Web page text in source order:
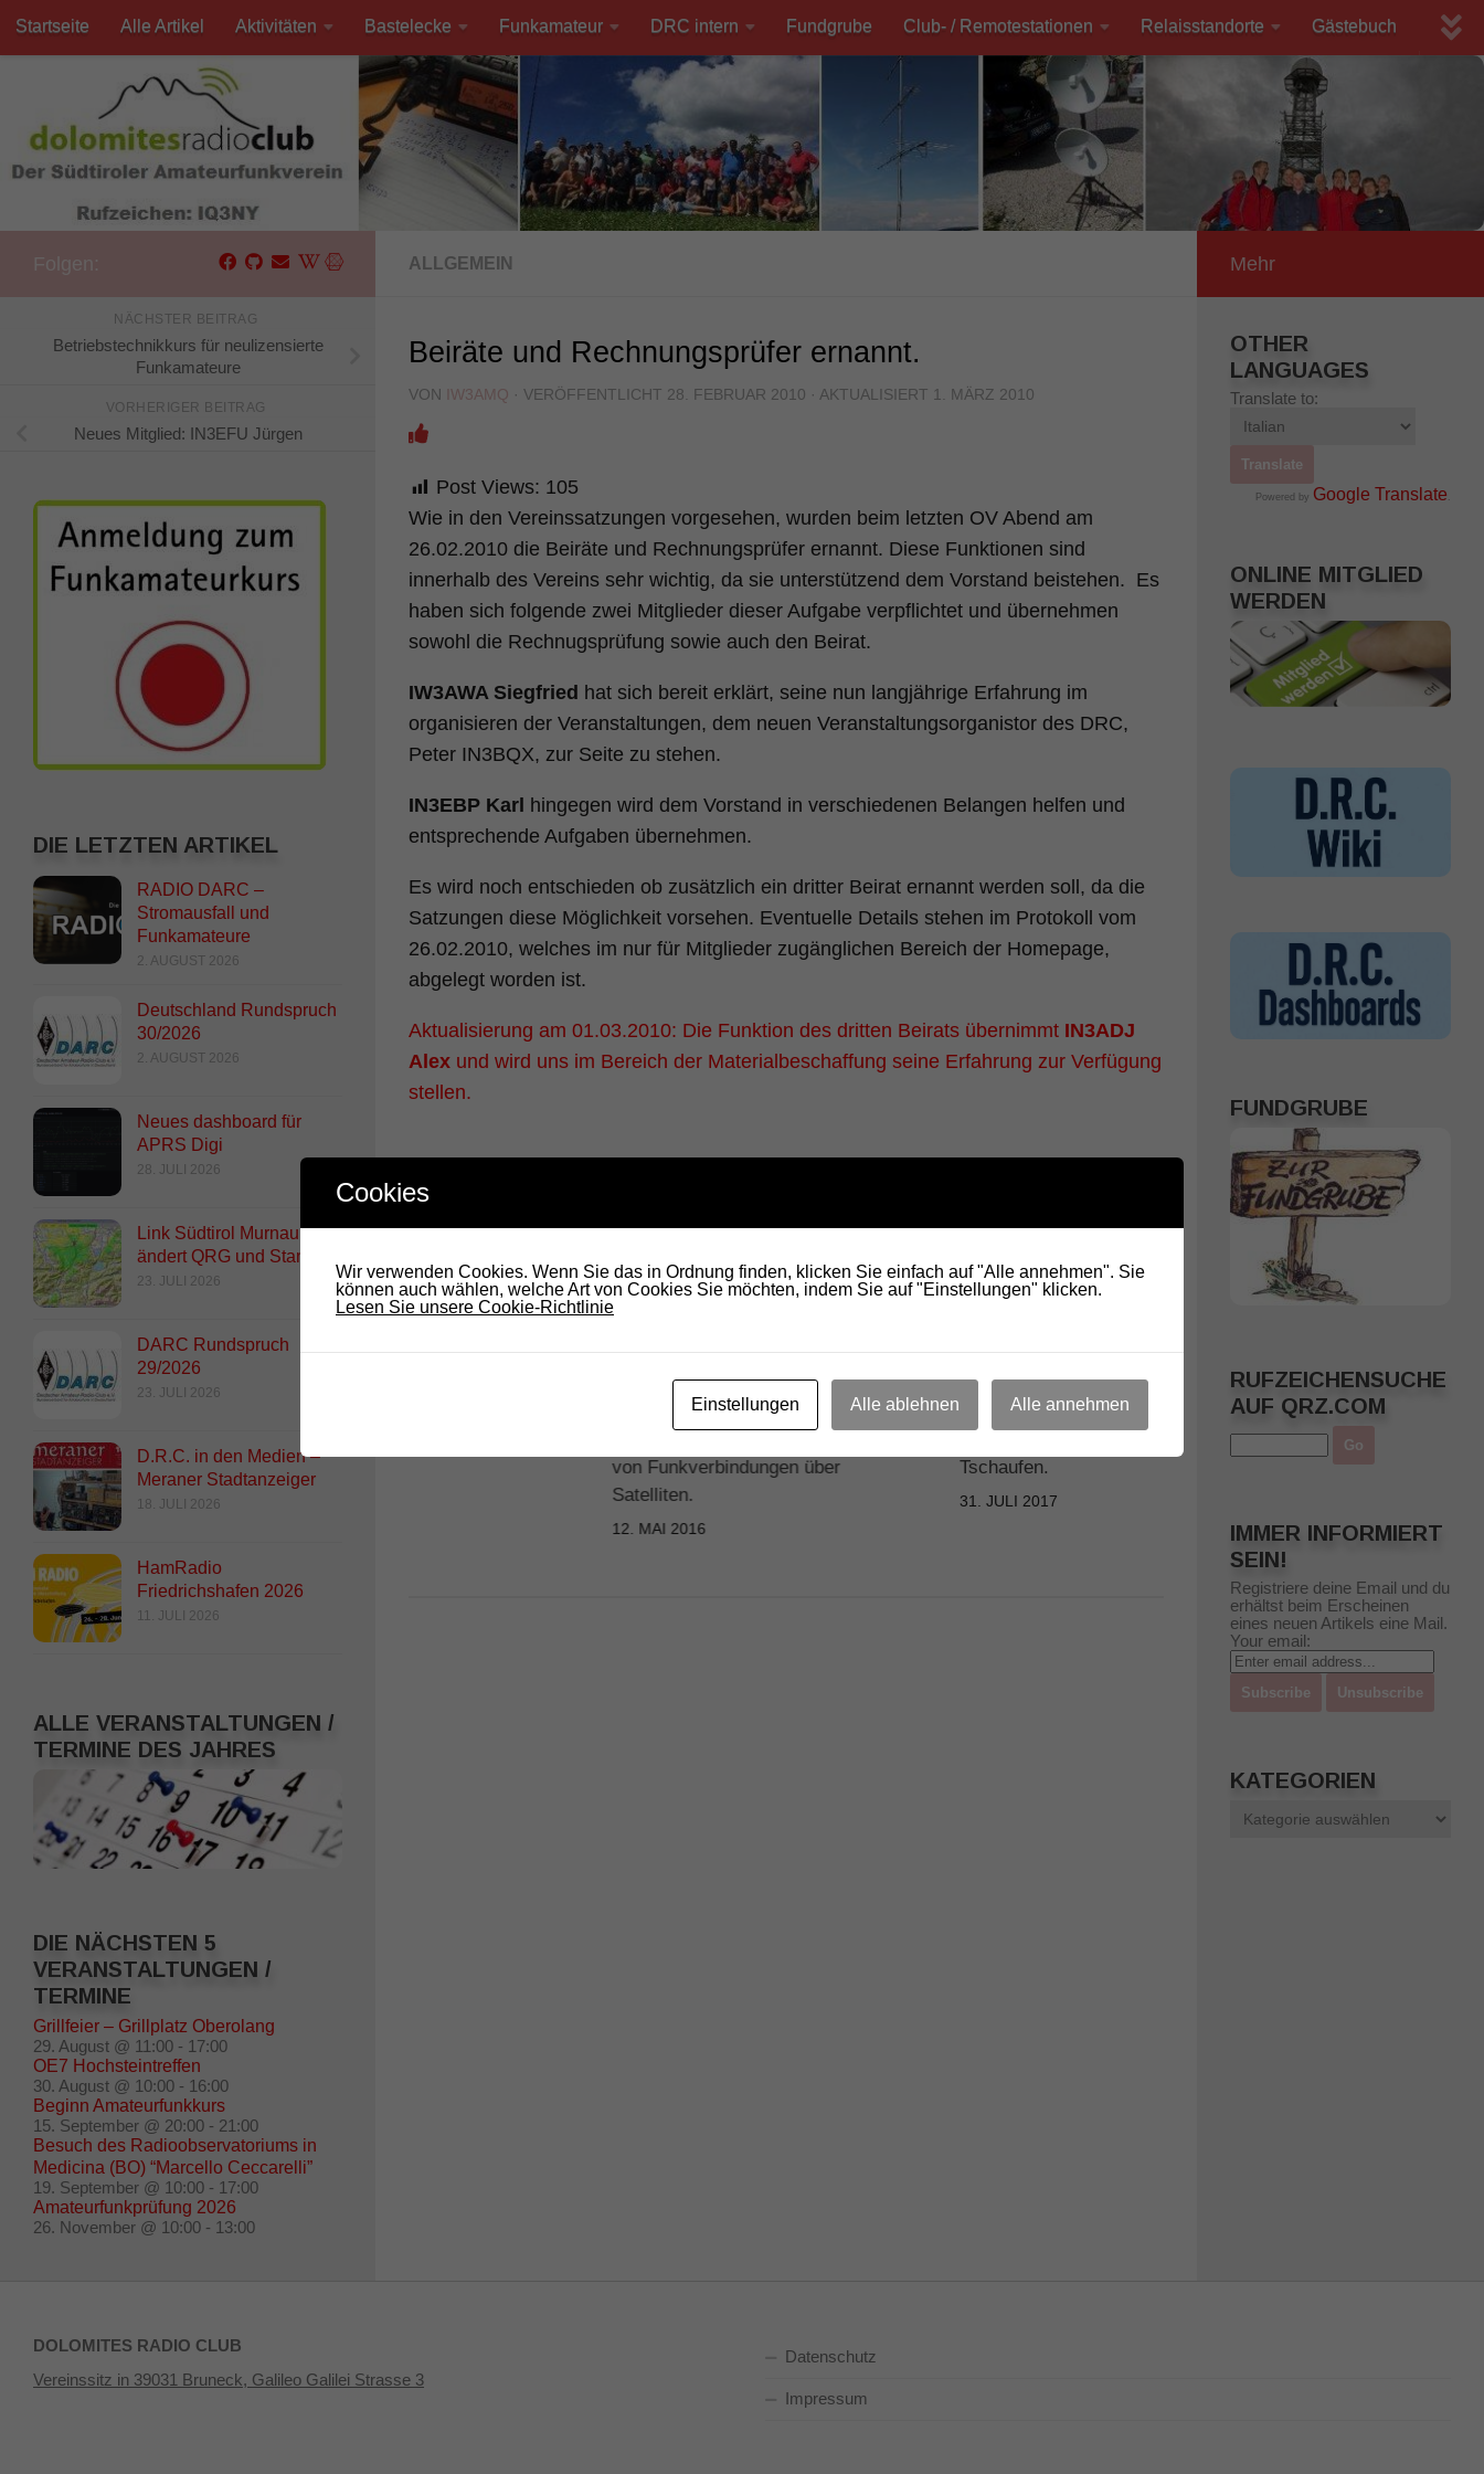
Unter dem Inhalt
Startseite Alle Artikel Aktivitäten Bastelecke Funkamateur DRC intern Fundgrube Club- / Remotestationen Relaisstandorte Gästebuch
ALLGEMEIN
Beiräte und Rechnungsprüfer ernannt.
VON IW3AMQ · VERÖFFENTLICHT 28. FEBRUAR 2010 · AKTUALISIERT 1. MÄRZ 2010
Post Views: 105
Wie in den Vereinssatzungen vorgesehen, wurden beim letzten OV Abend am
26.02.2010 die Beiräte und Rechnungsprüfer ernannt. Diese Funktionen sind
innerhalb des Vereins sehr wichtig, da sie unterstützend dem Vorstand beistehen. Es
haben sich folgende zwei Mitglieder dieser Aufgabe verpflichtet und übernehmen
sowohl die Rechnugsprüfung sowie auch den Beirat.
IW3AWA Siegfried hat sich bereit erklärt, seine nun langjährige Erfahrung im
organisieren der Veranstaltungen, dem neuen Veranstaltungsorganistor des DRC,
Peter IN3BQX, zur Seite zu stehen.
IN3EBP Karl
hingegen wird dem Vorstand in verschiedenen Belangen helfen und
entsprechende Aufgaben übernehmen.
Es wird noch entschieden ob zusätzlich ein dritter Beirat ernannt werden soll, da die
Satzungen diese Möglichkeit vorsehen. Eventuelle Details stehen im Protokoll vom
26.02.2010, welches im nur für Mitglieder zugänglichen Bereich der Homepage,
abgelegt worden ist.
Aktualisierung am 01.03.2010: Die Funktion des dritten Beirats übernimmt IN3ADJ
Alex und wird uns im Bereich der Materialbeschaffung seine Erfahrung zur Verfügung
stellen.
von Funkverbindungen über
Satelliten.
12. MAI 2016
Tschaufen.
31. JULI 2017
Interessante Link
Spendenaufruf
NÄCHSTER BEITRAG
Betriebstechnikkurs für neulizensierte
Funkamateure
VORHERIGER BEITRAG
Neues Mitglied: IN3EFU Jürgen
DIE LETZTEN ARTIKEL
RADIO DARC –
Stromausfall und
Funkamateure
2. AUGUST 2026
Deutschland Rundspruch
30/2026
2. AUGUST 2026
Neues dashboard für
APRS Digi
28. JULI 2026
Link Südtirol Murnau Süd
ändert QRG und Standort
23. JULI 2026
DARC Rundspruch
29/2026
23. JULI 2026
D.R.C. in den Medien –
Meraner Stadtanzeiger
18. JULI 2026
HamRadio
Friedrichshafen 2026
11. JULI 2026
ALLE VERANSTALTUNGEN /
TERMINE DES JAHRES
DIE NÄCHSTEN 5
VERANSTALTUNGEN /
TERMINE
Grillfeier – Grillplatz Oberolang
29. August @ 11:00 - 17:00
OE7 Hochsteintreffen
30. August @ 10:00 - 16:00
Beginn Amateurfunkkurs
15. September @ 20:00 - 21:00
Besuch des Radioobservatoriums in
Medicina (BO) “Marcello Ceccarelli”
19. September @ 10:00 - 17:00
Amateurfunkprüfung 2026
26. November @ 10:00 - 13:00
Mehr
OTHER
LANGUAGES
Translate to:
Powered by Google Translate .
ONLINE MITGLIED
WERDEN
FUNDGRUBE
RUFZEICHENSUCHE
AUF QRZ.COM
IMMER INFORMIERT
SEIN!
Registriere deine Email und du
erhältst beim Erscheinen
eines neuen Artikels eine Mail.
Your email:
KATEGORIEN
DOLOMITES RADIO CLUB
Vereinssitz in 39031 Bruneck, Galileo Galilei Strasse 3
Datenschutz
Impressum
Cookies
Wir verwenden Cookies. Wenn Sie das in Ordnung finden, klicken Sie einfach auf "Alle annehmen". Sie
können auch wählen, welche Art von Cookies Sie möchten, indem Sie auf "Einstellungen" klicken.
Lesen Sie unsere Cookie-Richtlinie
Einstellungen Alle ablehnen Alle annehmen